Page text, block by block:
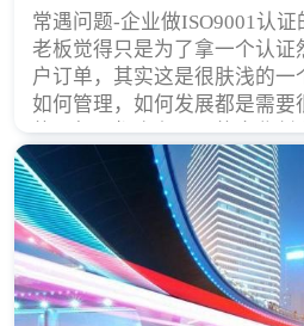
常遇问题-企业做ISO9001认
老板觉得只是为了拿一个认证
户订单，其实这是很肤浅的
如何管理，如何发展都是需要
的，每天都会有不同的企业创
实一个企业的合法，有质量保
认证体现价值的时候，那么键
做ISO9001认证的根本原因。